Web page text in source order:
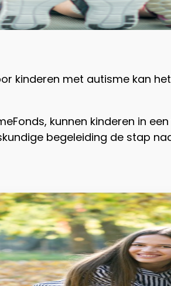
kinderen met autisme kan
kunnen kinderen in
begeleiding de stap